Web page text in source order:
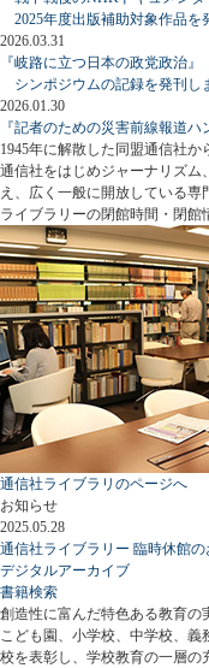
2025年度出版補助対象作品を
2026.03.31
『岐路に立つ日本の政党政治』
シンポジウムの記録を発刊し
2026.01.30
『記者のための災害前線報道
1945年に解散した同盟通信社
通信社をはじめジャーナリズム
え、広く一般に開放している専
ライブラリーの閉館時間・閉館
通信社ライブラリのページへ
お知らせ
2025.05.28
通信社ライブラリー 臨時休館
デジタルアーカイブ
書籍検索
創造性に富んだ特色ある教育の
こども園、小学校、中学校、
校を表彰し、学校教育の一層の